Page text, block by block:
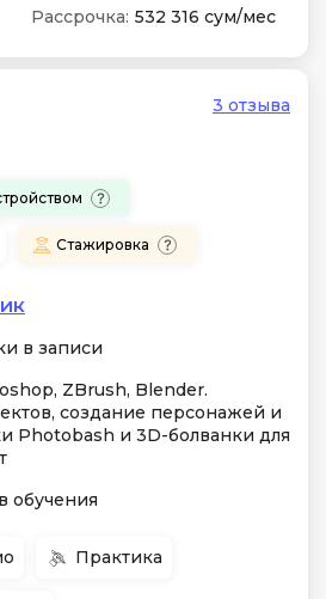
Рассрочка: 532 316 сум/мес
3 отзыва
Стажировка
в записи
ZBrush, Blender.
создание персонажей и
Photobash и 3D-болванки для
обучения
Практика